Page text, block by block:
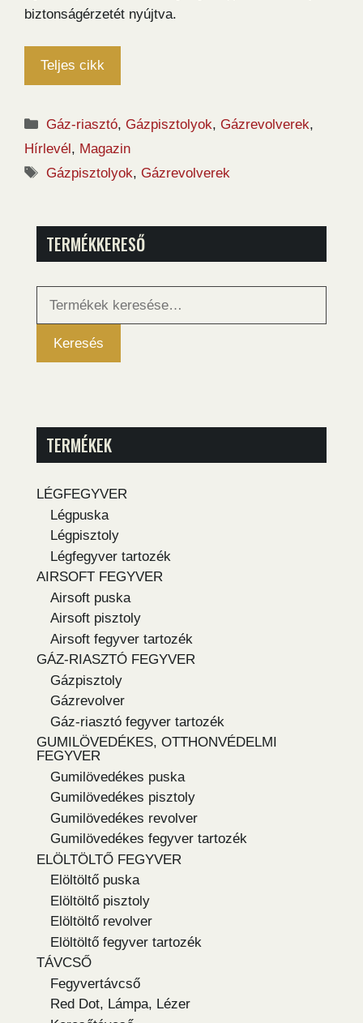
biztonságérzetét nyújtva.
Teljes cikk
Kategória
Gáz-riasztó, Gázpisztolyok, Gázrevolverek,
Hírlevél , Magazin
Címkék
Gázpisztolyok, Gázrevolverek
TERMÉKKERESŐ
következőre:
Keresés
TERMÉKEK
LÉGFEGYVER
Légpuska
Légpisztoly
Légfegyver tartozék
AIRSOFT FEGYVER
Airsoft puska
Airsoft pisztoly
Airsoft fegyver tartozék
GÁZ-RIASZTÓ FEGYVER
Gázpisztoly
Gázrevolver
Gáz-riasztó fegyver tartozék
GUMILÖVEDÉKES, OTTHONVÉDELMI
FEGYVER
Gumilövedékes puska
Gumilövedékes pisztoly
Gumilövedékes revolver
Gumilövedékes fegyver tartozék
ELÖLTÖLTŐ FEGYVER
Elöltöltő puska
Elöltöltő pisztoly
Elöltöltő revolver
Elöltöltő fegyver tartozék
TÁVCSŐ
Fegyvertávcső
Red Dot, Lámpa, Lézer